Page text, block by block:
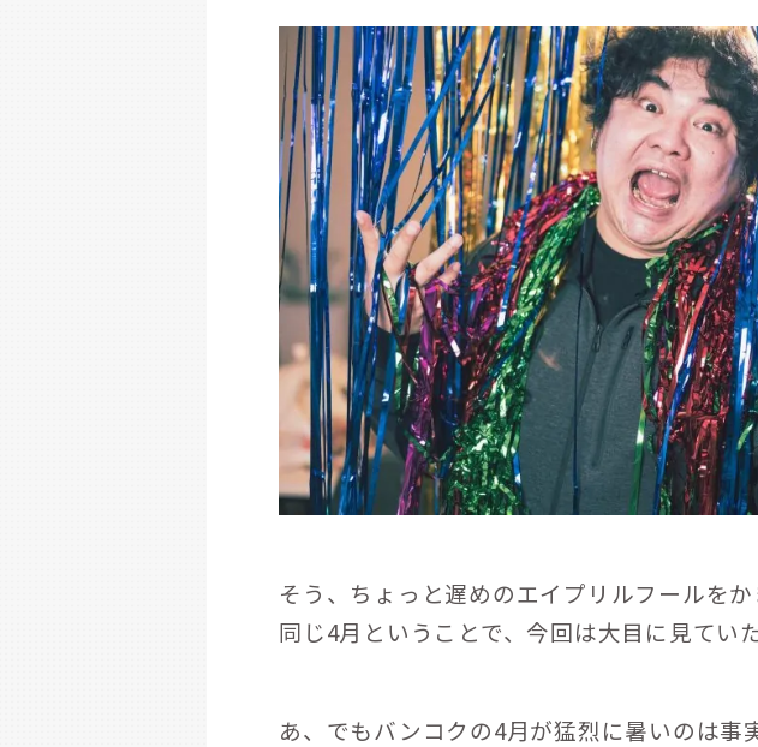
そう、ちょっと遅めのエイプリルフールをか
同じ4月ということで、今回は大目に見てい
あ、でもバンコクの4月が猛烈に暑いのは事